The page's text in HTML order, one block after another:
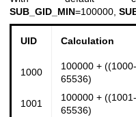
SUB_GID_MIN=100000,
UID Calculation
1000
100000 +
65536)
1001
100000 +
65536)